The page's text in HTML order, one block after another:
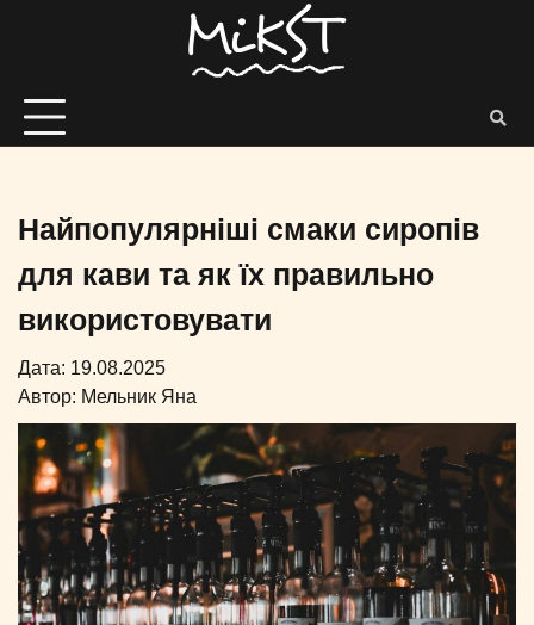
Найпопулярніші смаки сиропів
для кави та як їх правильно
використовувати
Дата: 19.08.2025
Автор: Мельник Яна